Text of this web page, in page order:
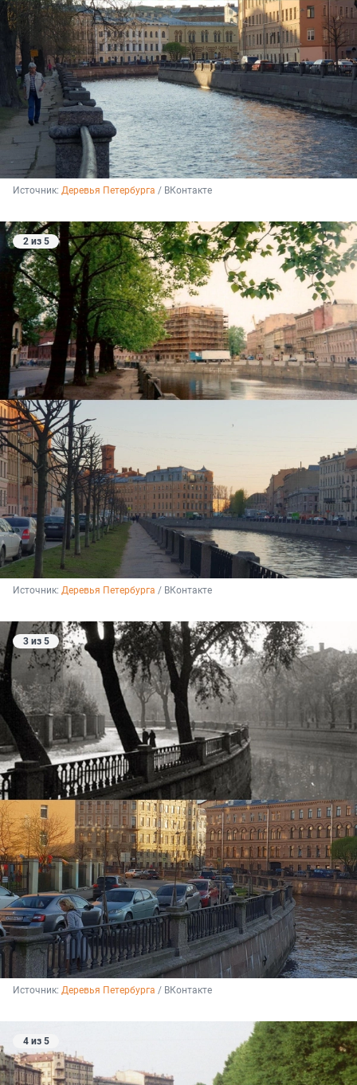
Источник: Деревья Петербурга / ВКонтакте
2 из 5
Источник: Деревья Петербурга / ВКонтакте
3 из 5
Источник: Деревья Петербурга / ВКонтакте
4 из 5